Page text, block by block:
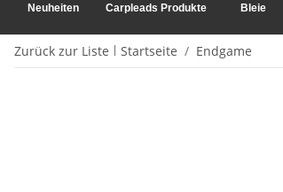
Neuheiten Carpleads Produkte Bleie
Zurück zur Liste Startseite Endgame